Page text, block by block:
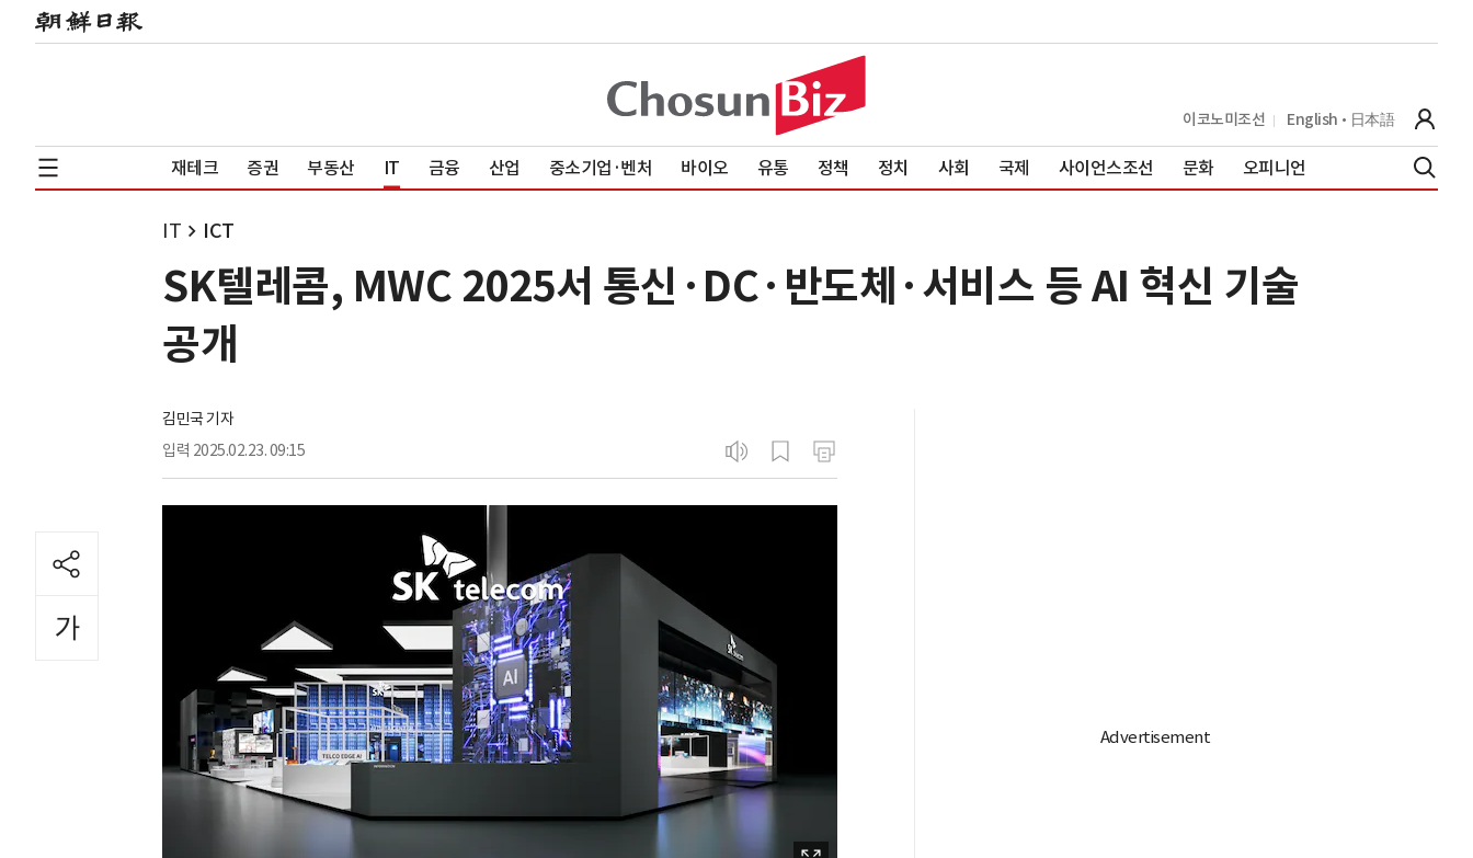
이코노미조선 English 日本語
재테크 증권 부동산 IT 금융 산업 중소기업·벤처 바이오 유통 정책 정치 사회 국제 사이언스조선 문화 오피니언
IT ICT
SK텔레콤, MWC 2025서 통신·DC·반도체·서비스 등 AI 혁신 기술
공개
김민국 기자
입력 2025.02.23. 09:15